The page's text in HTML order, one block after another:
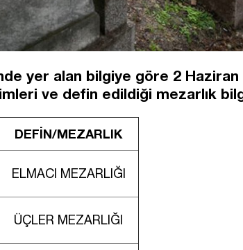
yer alan bilgiye göre 2 Haziran
ve defin edildiği mezarlık
DEFİN/MEZARLIK
ELMACI MEZARLIĞI
ÜÇLER MEZARLIĞI